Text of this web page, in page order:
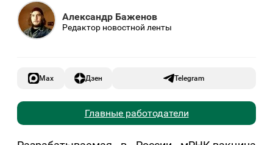
Александр Баженов
Редактор новостной ленты
Max Дзен Telegram
Главные работодатели